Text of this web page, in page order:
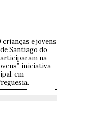
crianças e jovens
Santiago do
na
iniciativa
em